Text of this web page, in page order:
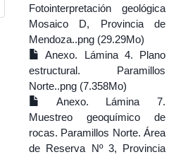
Fotointerpretación geológica
Mosaico D, Provincia de
Mendoza..png (29.29Mo)
Anexo. Lámina 4. Plano
estructural. Paramillos
Norte..png (7.358Mo)
Anexo. Lámina 7.
Muestreo geoquímico de
rocas. Paramillos Norte. Área
de Reserva Nº 3, Provincia